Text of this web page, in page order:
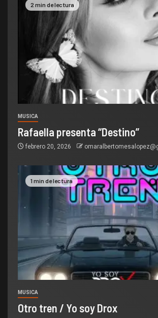
2 min de lectura
MUSICA
Rafaella presenta “Destino”
febrero 20, 2026
1 min de lectura
MUSICA
Otro tren / Yo soy Drox